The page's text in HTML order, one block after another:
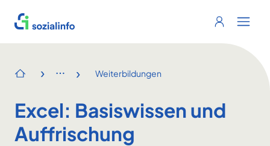
Sozialinfo
Login
Startseite
› › Weiterbildungen
Excel: Basiswissen und
Auffrischung